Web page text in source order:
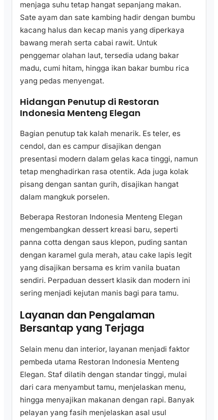
menjaga suhu tetap hangat sepanjang makan.
Sate ayam dan sate kambing hadir dengan bumbu
kacang halus dan kecap manis yang diperkaya
bawang merah serta cabai rawit. Untuk
penggemar olahan laut, tersedia udang bakar
madu, cumi hitam, hingga ikan bakar bumbu rica
yang pedas menyengat.
Hidangan Penutup di Restoran
Indonesia Menteng Elegan
Bagian penutup tak kalah menarik. Es teler, es
cendol, dan es campur disajikan dengan
presentasi modern dalam gelas kaca tinggi, namun
tetap menghadirkan rasa otentik. Ada juga kolak
pisang dengan santan gurih, disajikan hangat
dalam mangkuk porselen.
Beberapa Restoran Indonesia Menteng Elegan
mengembangkan dessert kreasi baru, seperti
panna cotta dengan saus klepon, puding santan
dengan karamel gula merah, atau cake lapis legit
yang disajikan bersama es krim vanila buatan
sendiri. Perpaduan dessert klasik dan modern ini
sering menjadi kejutan manis bagi para tamu.
Layanan dan Pengalaman
Bersantap yang Terjaga
Selain menu dan interior, layanan menjadi faktor
pembeda utama Restoran Indonesia Menteng
Elegan. Staf dilatih dengan standar tinggi, mulai
dari cara menyambut tamu, menjelaskan menu,
hingga menyajikan makanan dengan rapi. Banyak
pelayan yang fasih menjelaskan asal usul